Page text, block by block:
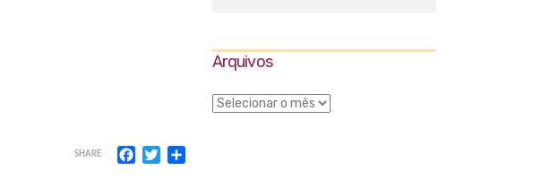
SHARE Facebook
Twitter
Arquivos